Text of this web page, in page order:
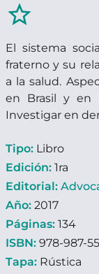
star_border
El sistema
fraterno y su
a la salud.
en Brasil y en
Investigar en
Tipo: Libro
Edición: 1ra
Editorial:
Año: 2017
Páginas: 134
ISBN: 978-987-
Tapa: Rústica